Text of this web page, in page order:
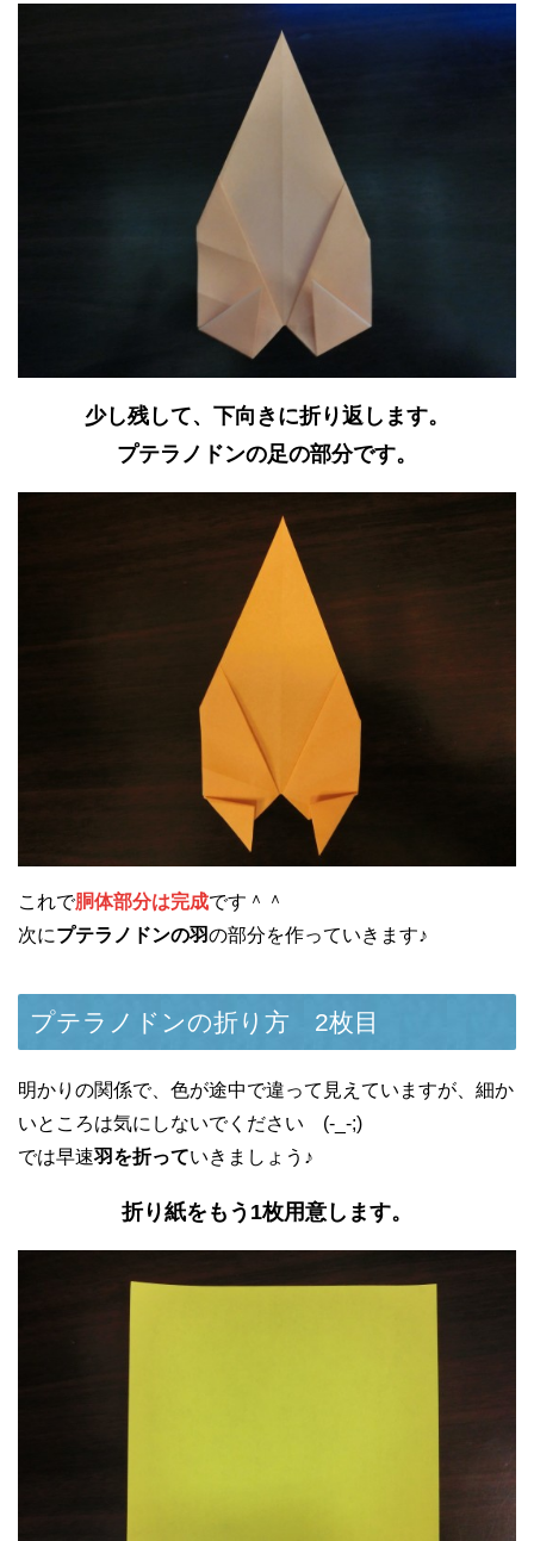
少し残して、下向きに折り返します。
プテラノドンの足の部分です。
これで胴体部分は完成です＾＾
次にプテラノドンの羽の部分を作っていきます♪
プテラノドンの折り方 2枚目
明かりの関係で、色が途中で違って見えていますが、細か
いところは気にしないでください (-_-;)
では早速羽を折っていきましょう♪
折り紙をもう1枚用意します。